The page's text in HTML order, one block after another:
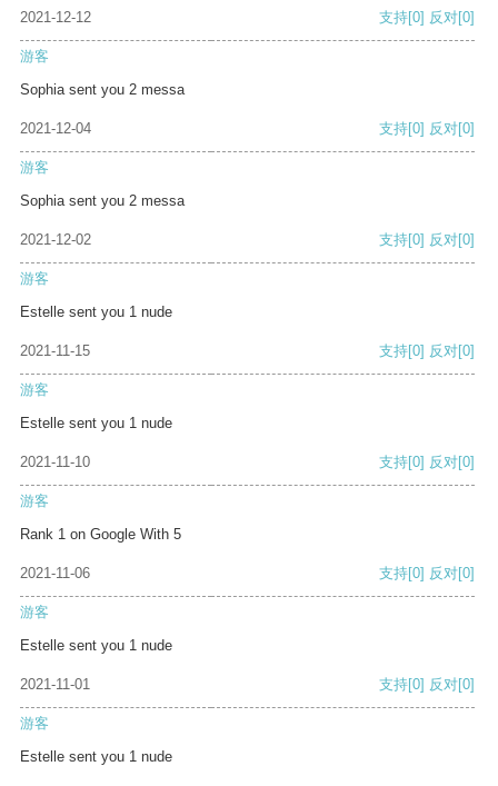
2021-12-12 支持[0] 反对[0]
游客
Sophia sent you 2 messa
2021-12-04 支持[0] 反对[0]
游客
Sophia sent you 2 messa
2021-12-02 支持[0] 反对[0]
游客
Estelle sent you 1 nude
2021-11-15 支持[0] 反对[0]
游客
Estelle sent you 1 nude
2021-11-10 支持[0] 反对[0]
游客
Rank 1 on Google With 5
2021-11-06 支持[0] 反对[0]
游客
Estelle sent you 1 nude
2021-11-01 支持[0] 反对[0]
游客
Estelle sent you 1 nude